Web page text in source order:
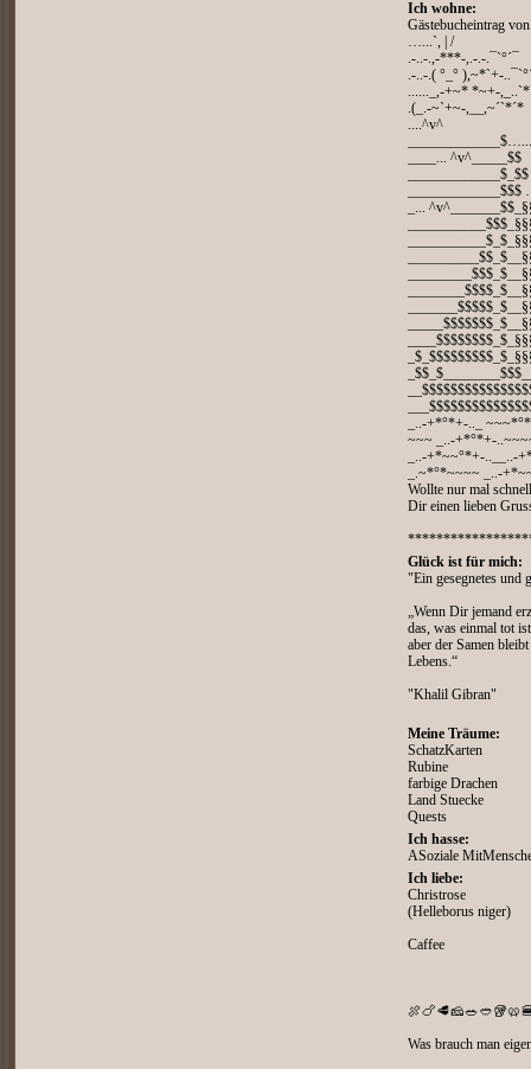
Ich wohne:
Gästebucheintrag
…...`, | /
.-..-.,-***-,.-.-.¯`°´¯
.-..-.( °_° ),~*`+-
......_,-+~* *~+-
.(_.-~`+~-,__,~´`*´*
....^v^
____... ^v^_____$$
_____________$_$$
_...
_..-+*°*+-.._
~~~ _..-+*°*+-
_..-+*~~°*+-..__..-
_.~*°*~~~~ _..-
Wollte nur mal
Dir einen lieben
Glück ist für mich:
"Ein gesegnetes und
„Wenn Dir jemand
das, was einmal tot
aber der Samen
Lebens.“
"Khalil Gibran"
Meine Träume:
SchatzKarten
Rubine
farbige Drachen
Land Stuecke
Quests
Ich hasse:
ASoziale
Ich liebe:
Christrose
(Helleborus niger)
Caffee
Was brauch man